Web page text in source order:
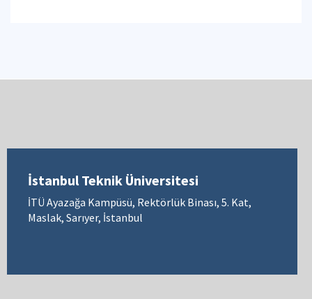
İstanbul Teknik Üniversitesi
İTÜ Ayazağa Kampüsü, Rektörlük Binası, 5. Kat,
Maslak, Sarıyer, İstanbul